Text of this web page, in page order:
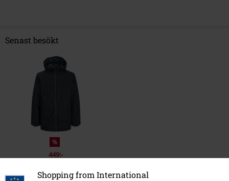
Shopping from International
Senast besökt
%
449:-